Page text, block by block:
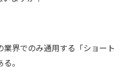
業界でのみ通用する「ショート
。